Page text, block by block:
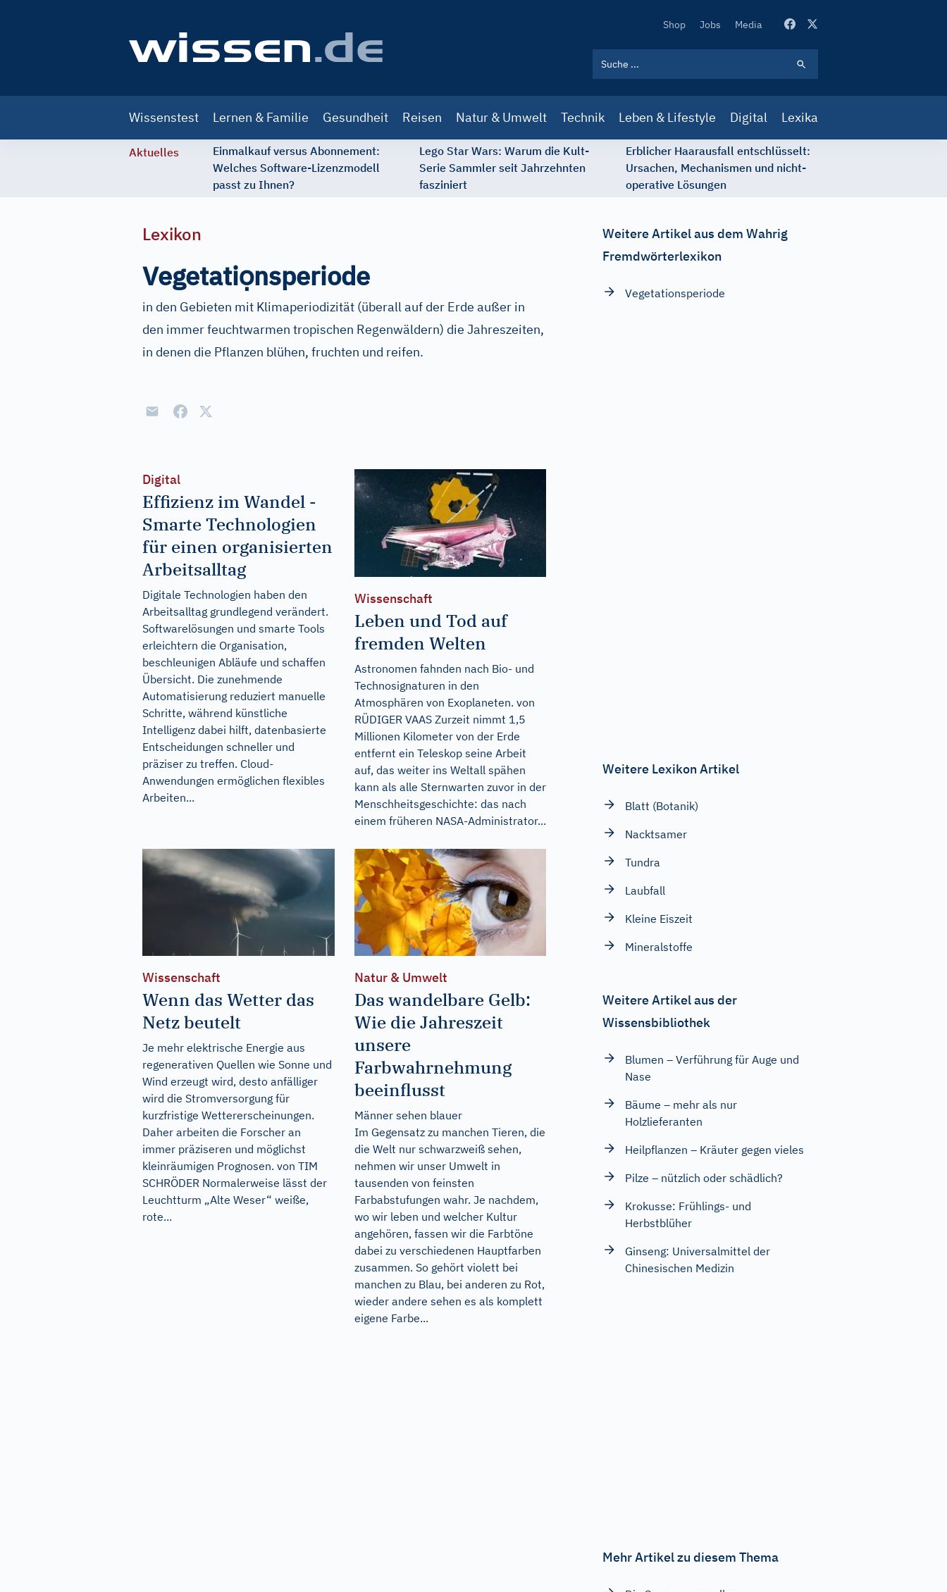
Secondary
Shop Jobs Media
navigation
Wissenstest Lernen & Familie Gesundheit Reisen Natur & Umwelt Technik Leben & Lifestyle Digital Lexika
Aktuelles
Einmalkauf versus Abonnement:
Welches Software-Lizenzmodell
passt zu Ihnen?
Lego Star Wars: Warum die Kult-
Serie Sammler seit Jahrzehnten
fasziniert
Erblicher Haarausfall entschlüsselt:
Ursachen, Mechanismen und nicht-
operative Lösungen
Lexikon
Vegetatiọnsperiode
in den Gebieten mit Klimaperiodizität (überall auf der Erde außer in
den immer feuchtwarmen tropischen Regenwäldern) die Jahreszeiten,
in denen die Pflanzen blühen, fruchten und reifen.
Digital
Effizienz im Wandel -
Smarte Technologien
für einen organisierten
Arbeitsalltag
Digitale Technologien haben den
Arbeitsalltag grundlegend verändert.
Softwarelösungen und smarte Tools
erleichtern die Organisation,
beschleunigen Abläufe und schaffen
Übersicht. Die zunehmende
Automatisierung reduziert manuelle
Schritte, während künstliche
Intelligenz dabei hilft, datenbasierte
Entscheidungen schneller und
präziser zu treffen. Cloud-
Anwendungen ermöglichen flexibles
Arbeiten...
Wissenschaft
Leben und Tod auf
fremden Welten
Astronomen fahnden nach Bio- und
Technosignaturen in den
Atmosphären von Exoplaneten. von
RÜDIGER VAAS Zurzeit nimmt 1,5
Millionen Kilometer von der Erde
entfernt ein Teleskop seine Arbeit
auf, das weiter ins Weltall spähen
kann als alle Sternwarten zuvor in der
Menschheitsgeschichte: das nach
einem früheren NASA-Administrator...
Wissenschaft
Wenn das Wetter das
Netz beutelt
Je mehr elektrische Energie aus
regenerativen Quellen wie Sonne und
Wind erzeugt wird, desto anfälliger
wird die Stromversorgung für
kurzfristige Wettererscheinungen.
Daher arbeiten die Forscher an
immer präziseren und möglichst
kleinräumigen Prognosen. von TIM
SCHRÖDER Normalerweise lässt der
Leuchtturm „Alte Weser“ weiße,
rote...
Natur & Umwelt
Das wandelbare Gelb:
Wie die Jahreszeit
unsere
Farbwahrnehmung
beeinflusst
Männer sehen blauer
Im Gegensatz zu manchen Tieren, die
die Welt nur schwarzweiß sehen,
nehmen wir unser Umwelt in
tausenden von feinsten
Farbabstufungen wahr. Je nachdem,
wo wir leben und welcher Kultur
angehören, fassen wir die Farbtöne
dabei zu verschiedenen Hauptfarben
zusammen. So gehört violett bei
manchen zu Blau, bei anderen zu Rot,
wieder andere sehen es als komplett
eigene Farbe...
Weitere Artikel aus dem Wahrig
Fremdwörterlexikon
Vegetationsperiode
Weitere Lexikon Artikel
Blatt (Botanik)
Nacktsamer
Tundra
Laubfall
Kleine Eiszeit
Mineralstoffe
Weitere Artikel aus der
Wissensbibliothek
Blumen – Verführung für Auge und
Nase
Bäume – mehr als nur
Holzlieferanten
Heilpflanzen – Kräuter gegen vieles
Pilze – nützlich oder schädlich?
Krokusse: Frühlings- und
Herbstblüher
Ginseng: Universalmittel der
Chinesischen Medizin
Mehr Artikel zu diesem Thema